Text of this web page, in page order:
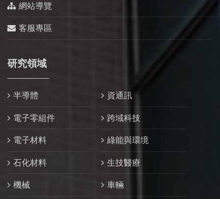
網站導覽
客服專區
研究領域
半導體 資通訊
電子零組件 跨域科技
電子材料 綠能與環境
石化材料 生技醫療
機械 車輛